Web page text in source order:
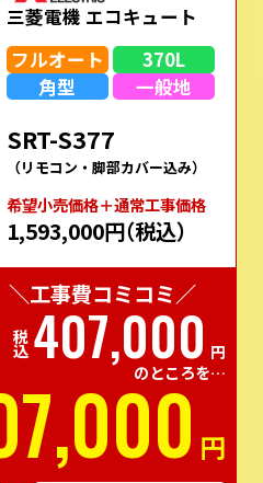
三菱電機 エコキュート
フルオート
370L
角型
一般地
SRT-S377
（リモコン・脚部カバー込み）
希望⼩売価格＋通常⼯事価格
1,593,000円（税込）
＼工事費コミコミ／
税込407,000 円
のところを…
円